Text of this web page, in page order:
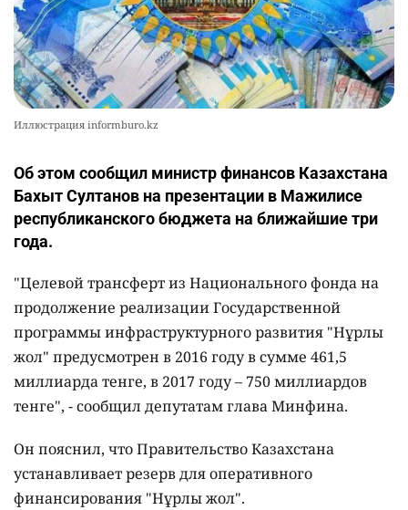
Иллюстрация informburo.kz
Об этом сообщил министр финансов Казахстана
Бахыт Султанов на презентации в Мажилисе
республиканского бюджета на ближайшие три
года.
"Целевой трансферт из Национального фонда на
продолжение реализации Государственной
программы инфраструктурного развития "Нұрлы
жол" предусмотрен в 2016 году в сумме 461,5
миллиарда тенге, в 2017 году – 750 миллиардов
тенге", - сообщил депутатам глава Минфина.
Он пояснил, что Правительство Казахстана
устанавливает резерв для оперативного
финансирования "Нұрлы жол".